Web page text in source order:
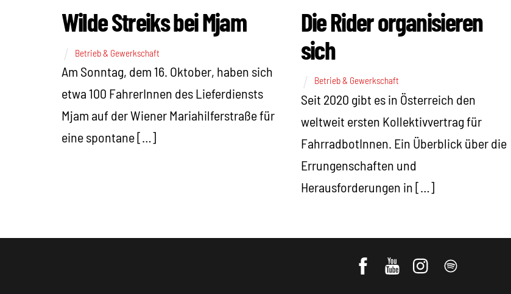
Wilde Streiks bei Mjam
Betrieb & Gewerkschaft
Am Sonntag, dem 16. Oktober, haben sich
etwa 100 FahrerInnen des Lieferdiensts
Mjam auf der Wiener Mariahilferstraße für
eine spontane […]
Die Rider organisieren
sich
Betrieb & Gewerkschaft
Seit 2020 gibt es in Österreich den
weltweit ersten Kollektivvertrag für
FahrradbotInnen. Ein Überblick über die
Errungenschaften und
Herausforderungen in […]